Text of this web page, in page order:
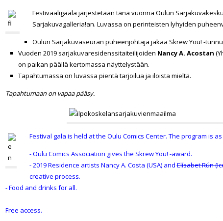
Festivaaligaala järjestetään tänä vuonna Oulun
Sarjakuvagalleria!an. Luvassa on perinteisten lyhyiden
Oulun Sarjakuvaseuran puheenjohtaja jakaa Skrew You! -
Vuoden 2019 sarjakuvaresidenssitaiteilijoiden Nancy A. Acostan
on paikan päällä kertomassa näyttelystään.
Tapahtumassa on luvassa pientä tarjoilua ja iloista mieltä.
Tapahtumaan on vapaa pääsy.
Festival gala is held at the Oulu Comics Center. The program is
- Oulu Comics Association gives the Skrew You! -award.
- 2019 Residence artists Nancy A. Costa (USA) andElísabet Rún
creative process.
- Food and drinks for all.
Free access.